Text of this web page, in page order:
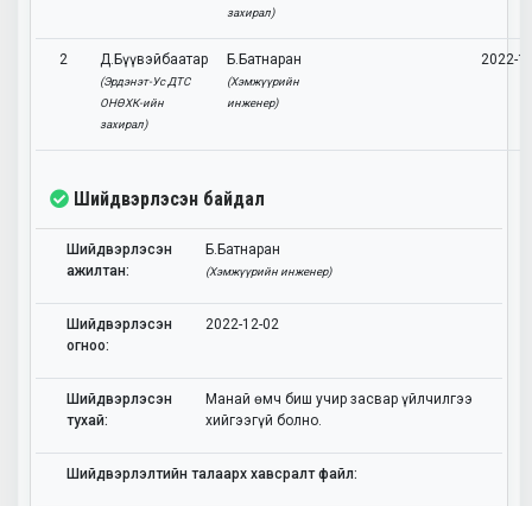
захирал)
2 Д.Бүүвэйбаатар
(Эрдэнэт-Ус ДТС
ОНӨХК-ийн
захирал)
Б.Батнаран
(Хэмжүүрийн
инженер)
2022-
Шийдвэрлэсэн байдал
Шийдвэрлэсэн
ажилтан:
Б.Батнаран
(Хэмжүүрийн инженер)
Шийдвэрлэсэн
огноо:
2022-12-02
Шийдвэрлэсэн
тухай:
Манай өмч биш учир засвар үйлчилгээ
хийгээгүй болно.
Шийдвэрлэлтийн талаарх хавсралт файл: